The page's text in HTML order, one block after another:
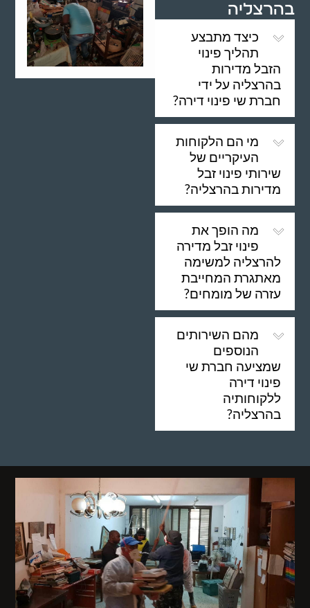
בהרצליה
כיצד מתבצע
תהליך פינוי
הזבל מדירות
בהרצליה על ידי
חברת שי פינוי דירה?
מי הם הלקוחות
העיקריים של
שירותי פינוי זבל
מדירות בהרצליה?
מה הופך את
פינוי זבל מדירה
להרצליה למשימה
מאתגרת המחייבת
עזרה של מומחים?
מהם השירותים
הנוספים
שמציעה חברת שי
פינוי דירה
ללקוחותיה
בהרצליה?